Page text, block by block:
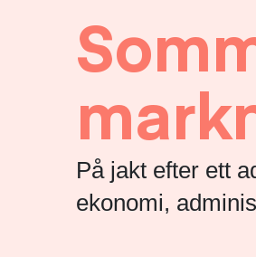
På jakt efter ett
ekonomi,